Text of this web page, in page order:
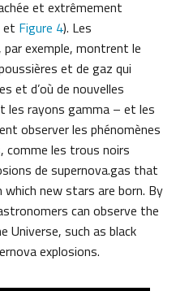
et extrêmement
et Figure 4). Les
exemple, montrent le
et de gaz qui
et d’où de nouvelles
les rayons gamma – et les
observer les phénomènes
comme les trous noirs
de supernova.gas that
new stars are born. By
can observe the
Universe, such as black
explosions.